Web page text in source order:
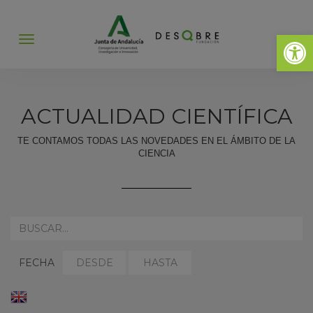
Abrir
Abrir
ACTUALIDAD CIENTÍFICA
TE CONTAMOS TODAS LAS NOVEDADES EN EL ÁMBITO DE LA
CIENCIA
REALIZA
AQUÍ
BÚSQUEDA:
FECHA
SELECCIONAR
FECHA
SELECCIONAR
FECHA
ENGLISH